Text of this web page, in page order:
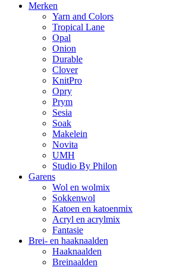
Merken
Yarn and Colors
Tropical Lane
Opal
Onion
Durable
Clover
KnitPro
Opry
Prym
Sesia
Soak
Makelein
Novita
UMH
Studio By Philon
Garens
Wol en wolmix
Sokkenwol
Katoen en katoenmix
Acryl en acrylmix
Fantasie
Brei- en haaknaalden
Haaknaalden
Breinaalden